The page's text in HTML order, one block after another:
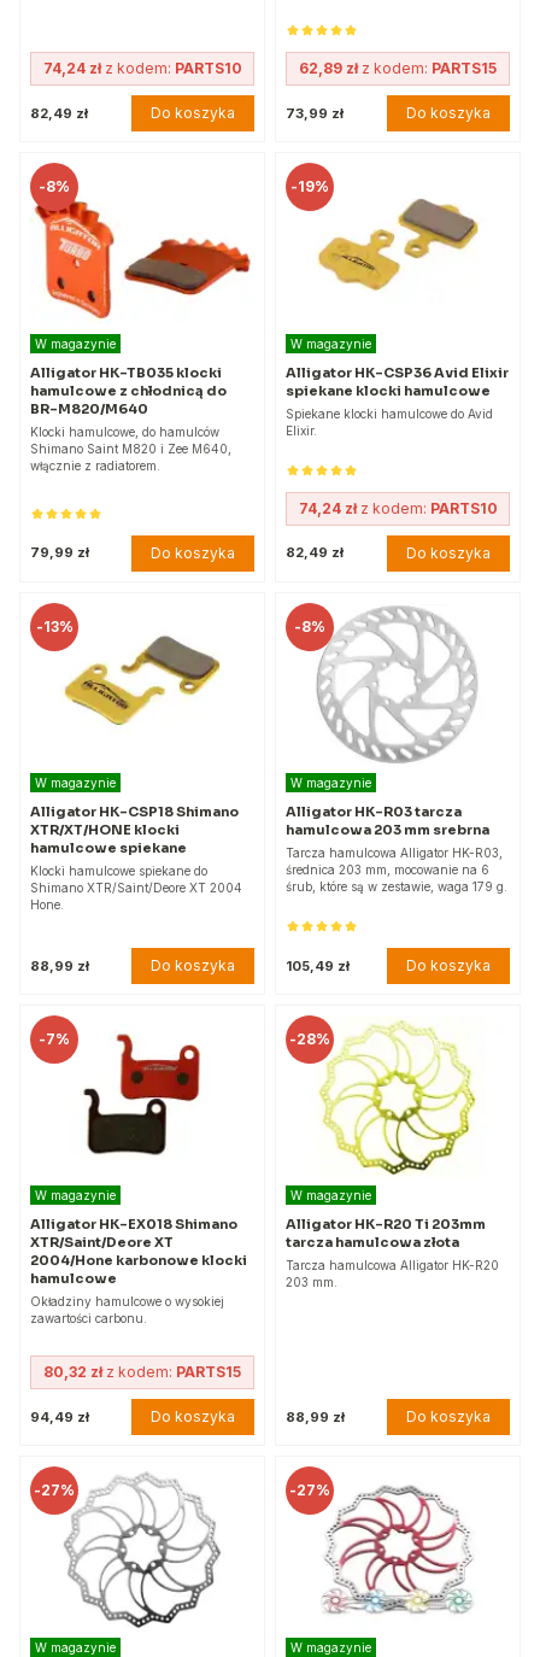
74,24 złz kodem: PARTS10
82,49 zł Do koszyka
62,89 złz kodem: PARTS15
73,99 zł Do koszyka
-8%
W magazynie
Alligator HK-TB035 klocki
hamulcowe z chłodnicą do
BR-M820/M640
Klocki hamulcowe, do hamulców
Shimano Saint M820 i Zee M640,
włącznie z radiatorem.
79,99 zł Do koszyka
-19%
W magazynie
Alligator HK-CSP36 Avid Elixir
spiekane klocki hamulcowe
Spiekane klocki hamulcowe do Avid
Elixir.
74,24 złz kodem: PARTS10
82,49 zł Do koszyka
-13%
W magazynie
Alligator HK-CSP18 Shimano
XTR/XT/HONE klocki
hamulcowe spiekane
Klocki hamulcowe spiekane do
Shimano XTR/Saint/Deore XT 2004
Hone.
88,99 zł Do koszyka
-8%
W magazynie
Alligator HK-R03 tarcza
hamulcowa 203 mm srebrna
Tarcza hamulcowa Alligator HK-R03,
średnica 203 mm, mocowanie na 6
śrub, które są w zestawie, waga 179 g.
105,49 zł Do koszyka
-7%
W magazynie
Alligator HK-EX018 Shimano
XTR/Saint/Deore XT
2004/Hone karbonowe klocki
hamulcowe
Okładziny hamulcowe o wysokiej
zawartości carbonu.
80,32 złz kodem: PARTS15
94,49 zł Do koszyka
-28%
W magazynie
Alligator HK-R20 Ti 203mm
tarcza hamulcowa złota
Tarcza hamulcowa Alligator HK-R20
203 mm.
88,99 zł Do koszyka
-27%
W magazynie
-27%
W magazynie